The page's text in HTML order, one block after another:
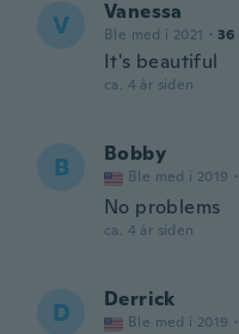
V Vanessa
Ble med i 2021 · 36
It's beautiful
ca. 4 år siden
B Bobby
Ble med i 2019 ·
No problems
ca. 4 år siden
D Derrick
Ble med i 2019 ·